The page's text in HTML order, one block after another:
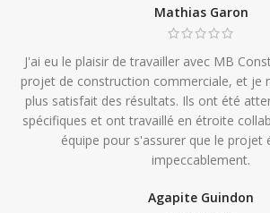
Mathias Garon
J'ai eu le plaisir de travailler avec MB
projet de construction commerciale, et je
plus satisfait des résultats. Ils ont été
spécifiques et ont travaillé en étroite
équipe pour s'assurer que le projet
impeccablement.
Agapite Guindon